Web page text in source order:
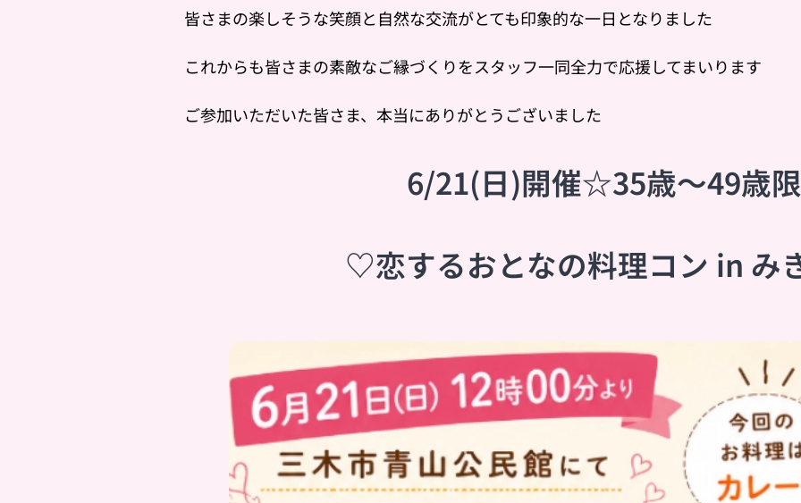
皆さまの楽しそうな笑顔と自然な交流がとても印象的な一日となりました😊
これからも皆さまの素敵なご縁づくりをスタッフ一同全力で応援してまいります💕
ご参加いただいた皆さま、本当にありがとうございました✨
🍛6/21(日)開催☆35歳〜49歳
♡恋するおとなの料理コン in み